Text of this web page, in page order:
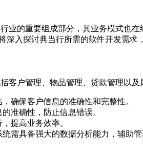
业的重要组成部分，其业务模式也
深入探讨典当行所需的软件开发需
户管理、物品管理、贷款管理以
确保客户信息的准确性和完整性。
准确性，防止信息错误。
提高业务效率。
需具备强大的数据分析能力，辅助